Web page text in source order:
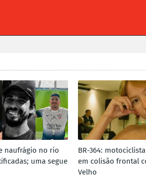
naufrágio no rio
uma segue
BR-364:
em colisão frontal
Velho